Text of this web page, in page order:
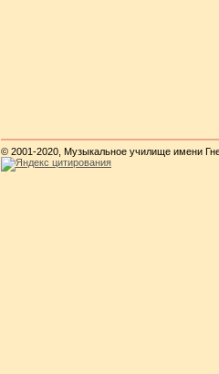
© 2001-2020, Музыкальное училище имени